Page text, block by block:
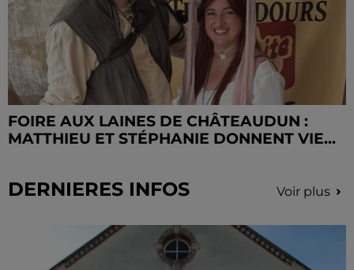
FOIRE AUX LAINES DE CHÂTEAUDUN :
MATTHIEU ET STÉPHANIE DONNENT VIE...
DERNIERES INFOS Voir plus